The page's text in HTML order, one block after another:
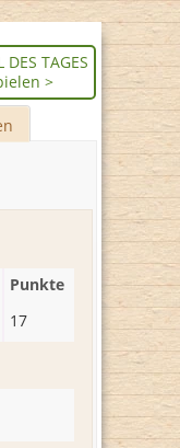
DES TAGES
>
Punkte
17